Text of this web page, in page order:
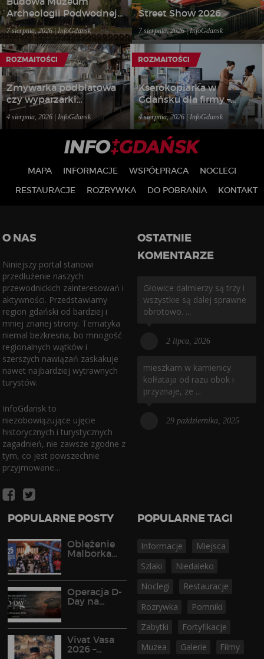
Archeologii Podwodnej i
Rybołówstwa
Bałtyckiego w Łebie
7 sierpnia, 2026 | InfoGdansk
Street Show 2026
7 sierpnia, 2026 | InfoGdansk
ROZMAITOŚCI
Zmywarka podblatowa
czy wyparzarki
gastronomiczne – jakie
rozwiązanie wybrać do
4 sierpnia, 2026 | InfoGdansk
ROZMAITOŚCI
Kserokopiarka w
Gdańsku dla firmy –
kiedy wynajem sprzętu
biurowego bardziej się
opłaca niż zakup?
4 sierpnia, 2026 | InfoGdansk
MAPA INFORMACJE WSPÓŁPRACA
NOCLEGI
RESTAURACJE
ROZRYWKA DO POBRANIA KONTAKT
O NAS
Niniejszy portal stanowi
przedłużenie naszych
przewodnickich zainteresowań i
aktywności. Przedstawiamy
region gdański od bardziej i
mniej znanej strony. Tematyka
niemal bezkresna, bo mnogość
regionalnych wątków i
szerszych nawiązań zaskakuje
nawet najbardziej wytrawnych
turystów.
InfoGdansk to
niezobowiązujące ujęcie
historycznych i turystycznych
zagadnień, nie zawsze zgodne z
tym, co jest powszechnie
przyjmowane…
OSTATNIE
KOMENTARZE
Głowice dalmierzy są trzy i
wszystkie są dalej sprawne
obrotowo. ...
2 lipca, 2026
mieszkam w kamienicy
kołłataja od razu obok i
przyznaje, ze ...
29 października, 2025
POPULARNE POSTY
Oblężenie
Malborka
Operacja D-
Day na
Vivat Vasa
2026 –
POPULARNE TAGI
Informacje
Miejsca
Szlaki
Niedaleko
Noclegi
Restauracje
Rozrywka
Pomniki
Zabytki
Fortyfikacje
Muzea
Galerie Filmy